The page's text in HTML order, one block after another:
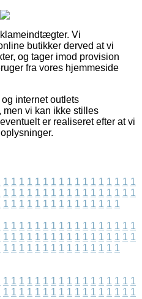
Vi
butikker derved at vi
og tager imod provision
fra vores hjemmeside
internet outlets
vi kan ikke stilles
er realiseret efter at vi
1 1 1 1 1 1 1 1 1 1 1 1 1 1 1 1 1
1 1 1 1 1 1 1 1 1 1 1 1 1 1 1 1 1
1 1 1 1 1 1 1 1 1 1 1 1 1 1 1
1 1 1 1 1 1 1 1 1 1 1 1 1 1 1 1 1
1 1 1 1 1 1 1 1 1 1 1 1 1 1 1 1 1
1 1 1 1 1 1 1 1 1 1 1 1 1 1 1
1 1 1 1 1 1 1 1 1 1 1 1 1 1 1 1 1
1 1 1 1 1 1 1 1 1 1 1 1 1 1 1 1 1